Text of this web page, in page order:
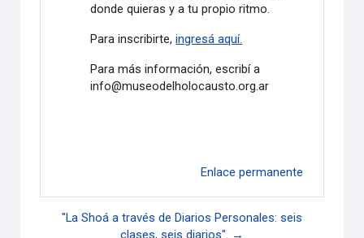
donde quieras y a tu propio ritmo.
Para inscribirte,ingresá aquí.
Para más información, escribí a
info@museodelholocausto.org.ar
Enlace permanente
"La Shoá a través de Diarios Personales: seis
clases, seis diarios". →